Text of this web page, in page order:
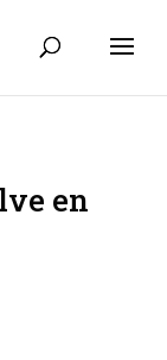
en